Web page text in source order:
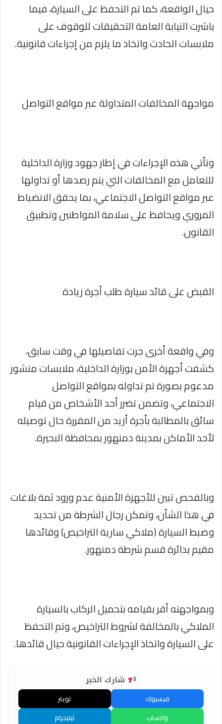
حيال الواقعة، كما تم التحفظ على السيارة، فيما
باشرت النيابة العامة التحقيقات للوقوف على
ملابسات الحادث واتخاذ ما يلزم من إجراءات قانونية.
مواجهة المخالفات المتداولة عبر مواقع التواصل
وتأتي هذه الإجراءات في إطار جهود وزارة الداخلية
للتعامل مع المخالفات التي يتم رصدها أو تداولها
عبر مواقع التواصل الاجتماعي، بما يحقق الانضباط
المروري ويحافظ على سلامة المواطنين وتطبيق
القانون.
القبض على قائد سيارة طلب أجرة زيادة
وفي واقعة أخرى جرت تفاصيلها في وقت سابق،
كشفت أجهزة الأمن بوزارة الداخلية، ملابسات منشور
مدعوم بصورة تم تداوله بمواقع التواصل
الاجتماعي، وتضمن تضرر أحد الأشخاص من قيام
سائق بالمطالبة بأجرة أزيد من المقررة حال توصيله
لأحد الأماكن بمدينة دمنهور بمحافظة البحيرة.
وبالفحص تبين للأجهزة الأمنية عدم ورود ثمة بلاغات
في هذا الشأن، وتمكن رجال الشرطة من تحديد
وضبط السيارة (ملاكي سارية التراخيص) وقائدها
مقيم بدائرة قسم شرطة دمنهور.
وبمواجهته أقر بقيامه بتحميل الركاب بالسيارة
الملاكي بالمخالفة لشروط التراخيص، وتم التحفظ
على السيارة واتخاذ الإجراءات القانونية حيال قائدها.
شارك الخبر
فيسبوك
تويتر
واتساب
تيليجرام